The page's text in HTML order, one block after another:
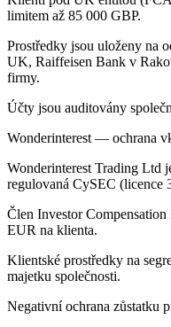
limitem až 85 000 GBP.
Prostředky jsou uloženy na
UK, Raiffeisen Bank v
firmy.
Účty jsou auditovány
Wonderinterest — ochrana
Wonderinterest Trading Ltd
regulovaná CySEC (licence
Člen Investor
EUR na klienta.
Klientské prostředky na
majetku společnosti.
Negativní ochrana zůstatku